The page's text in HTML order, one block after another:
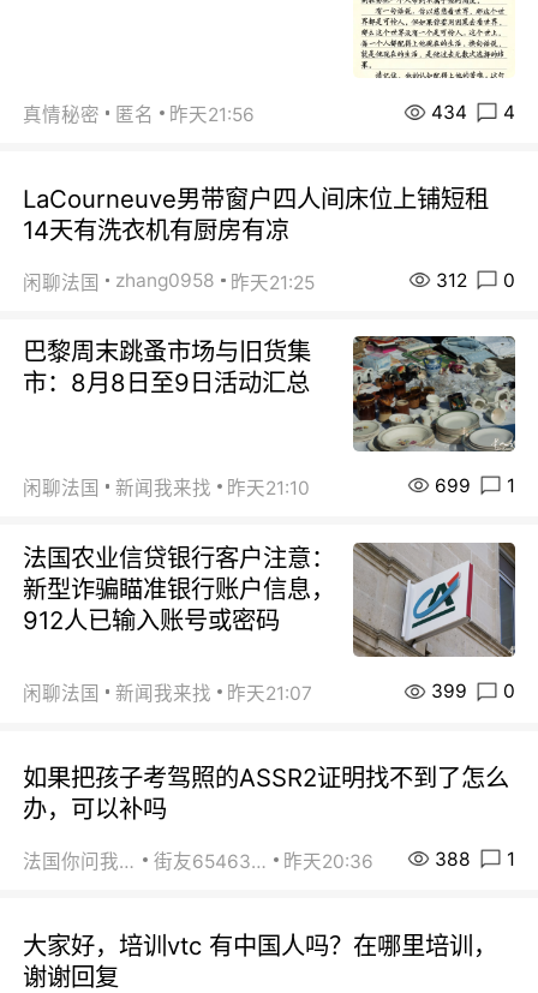
真情秘密 匿名 昨天21:56 434 4
LaCourneuve男带窗户四人间床位上铺短租
14天有洗衣机有厨房有凉
闲聊法国 zhang0958 昨天21:25 312 0
巴黎周末跳蚤市场与旧货集
市：8月8日至9日活动汇总
闲聊法国 新闻我来找 昨天21:10 699 1
法国农业信贷银行客户注意：
新型诈骗瞄准银行账户信息，
912人已输入账号或密码
闲聊法国 新闻我来找 昨天21:07 399 0
如果把孩子考驾照的ASSR2证明找不到了怎么
办，可以补吗
法国你问我答 街友65463281 昨天20:36 388 1
大家好，培训vtc 有中国人吗？在哪里培训，
谢谢回复